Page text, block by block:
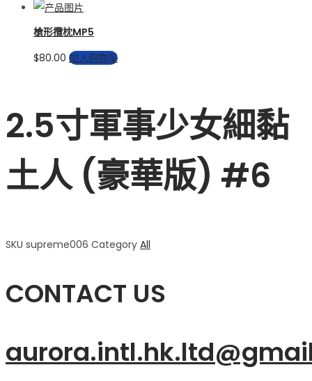
槍形攬枕MP5
$80.00 加入购物车
2.5寸軍事少女細黏
土人 (豪華版) #6
SKU supreme006 Category All
CONTACT US